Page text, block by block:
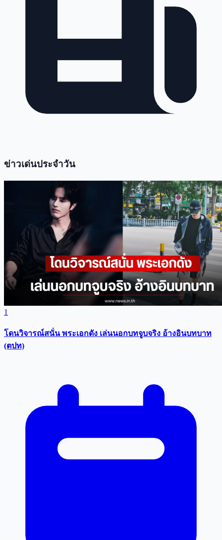
ข่าวเด่นประจำวัน
1
โดนวิจารณ์สนั่น พระเอกดัง เล่นนอกบทจูบจริง อ้างอินบทบาท
(ตปท)